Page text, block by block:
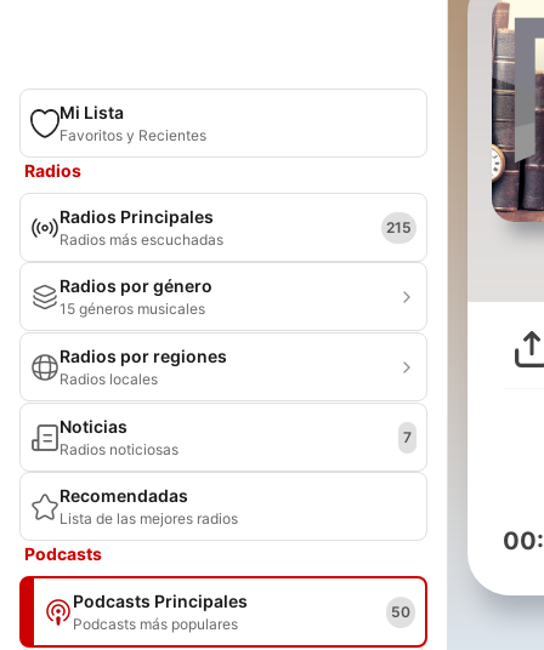
Mi Lista
Favoritos y Recientes
Radios
Radios Principales
Radios más escuchadas
215
Radios por género
15 géneros musicales
Radios por regiones
Radios locales
Noticias
Radios noticiosas
7
Recomendadas
Lista de las mejores radios
Podcasts
Podcasts Principales
Podcasts más populares
50